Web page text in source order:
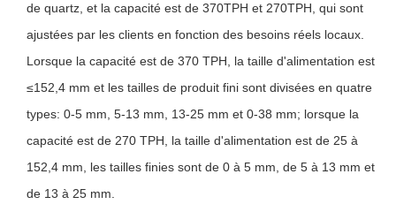
de quartz, et la capacité est de 370TPH et 270TPH, qui sont
ajustées par les clients en fonction des besoins réels locaux.
Lorsque la capacité est de 370 TPH, la taille d'alimentation est
≤152,4 mm et les tailles de produit fini sont divisées en quatre
types: 0-5 mm, 5-13 mm, 13-25 mm et 0-38 mm; lorsque la
capacité est de 270 TPH, la taille d'alimentation est de 25 à
152,4 mm, les tailles finies sont de 0 à 5 mm, de 5 à 13 mm et
de 13 à 25 mm.